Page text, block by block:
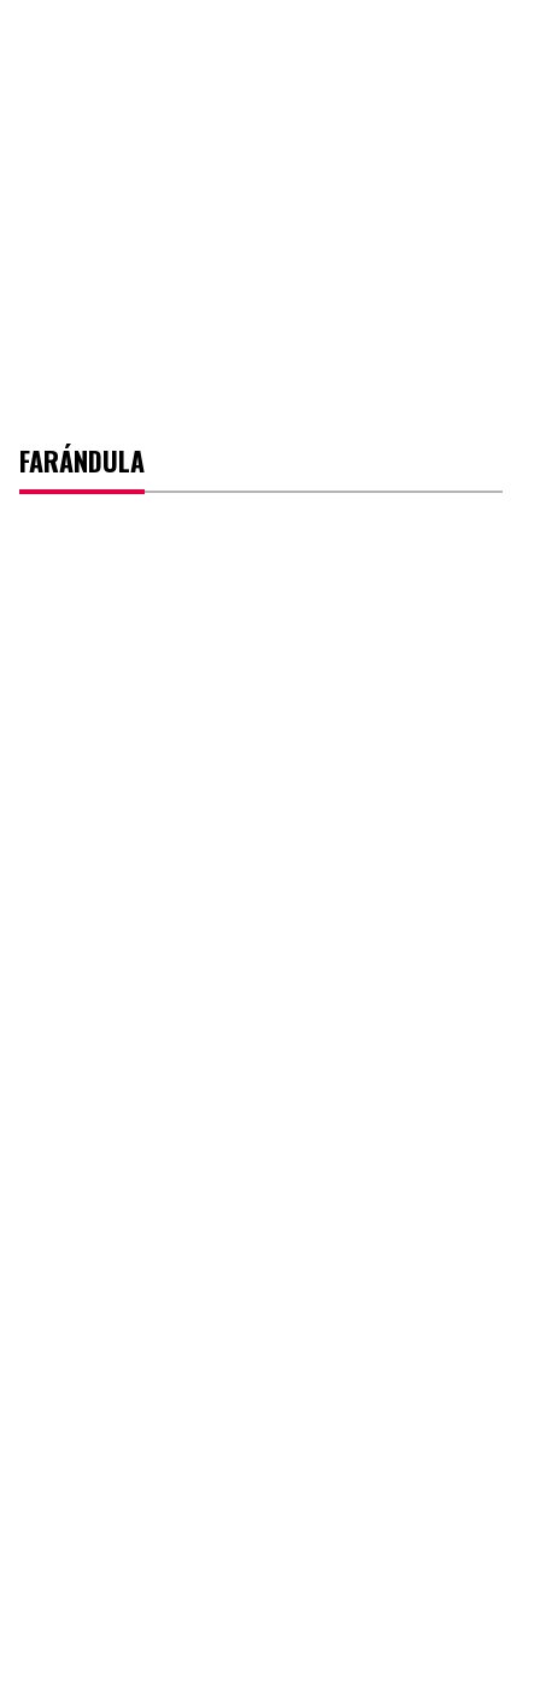
FARÁNDULA